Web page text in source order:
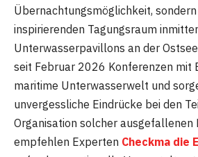
Übernachtungsmöglichkeit,
inspirierenden Tagungsraum
Unterwasserpavillons an der
seit Februar 2026 Konferenzen mit
maritime Unterwasserwelt und
unvergessliche Eindrücke bei den
Organisation solcher ausgefallenen
empfehlen Experten Checkma die